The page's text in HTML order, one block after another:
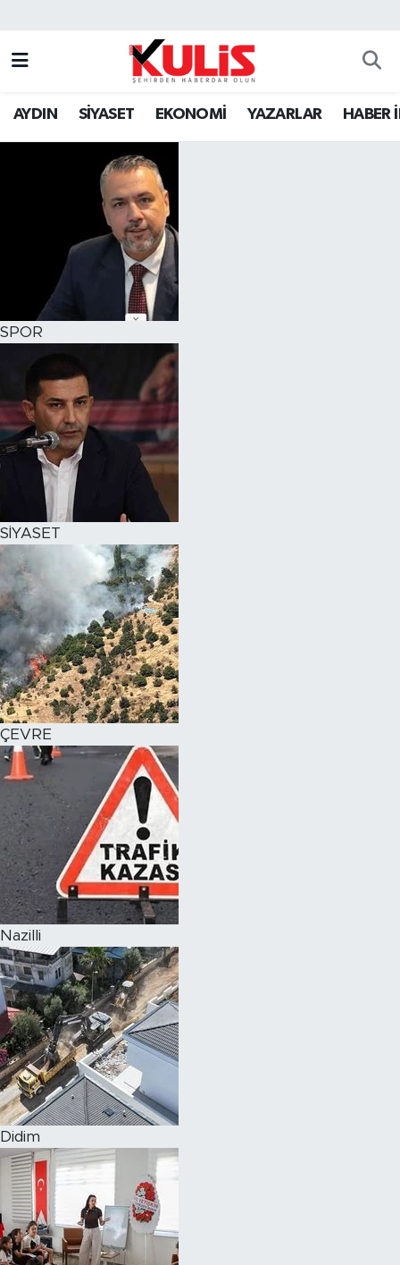
AYDIN SİYASET EKONOMİ YAZARLAR HABER
SPOR
SİYASET
ÇEVRE
Nazilli
Didim